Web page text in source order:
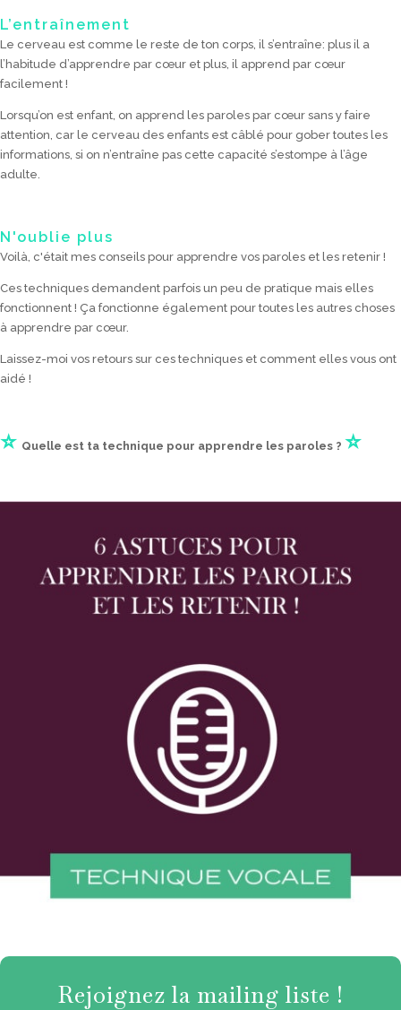
L’entraînement
Le cerveau est comme le reste de ton corps, il s’entraîne: plus il a
l’habitude d’apprendre par cœur et plus, il apprend par cœur
facilement !
Lorsqu’on est enfant, on apprend les paroles par cœur sans y faire
attention, car le cerveau des enfants est câblé pour gober toutes les
informations, si on n’entraîne pas cette capacité s’estompe à l’âge
adulte.
N'oublie plus
Voilà, c'était mes conseils pour apprendre vos paroles et les retenir !
Ces techniques demandent parfois un peu de pratique mais elles
fonctionnent ! Ça fonctionne également pour toutes les autres choses
à apprendre par cœur.
Laissez-moi vos retours sur ces techniques et comment elles vous ont
aidé !
⭐ Quelle est ta technique pour apprendre les paroles ? ⭐
Rejoignez la mailing liste !